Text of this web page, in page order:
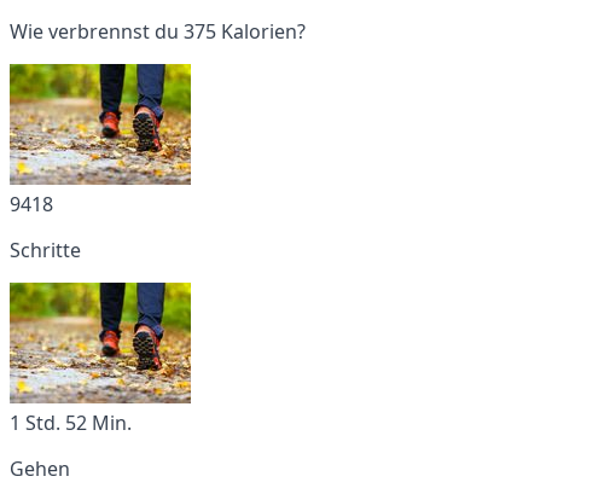
Wie verbrennst du 375 Kalorien?
9418
Schritte
1 Std. 52 Min.
Gehen